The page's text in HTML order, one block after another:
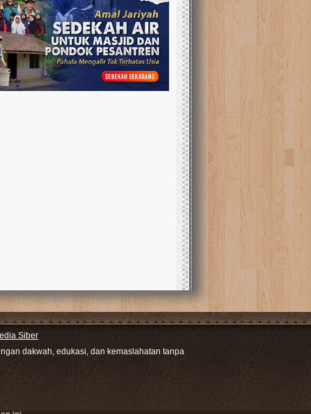
Siber
dakwah, edukasi, dan kemaslahatan tanpa